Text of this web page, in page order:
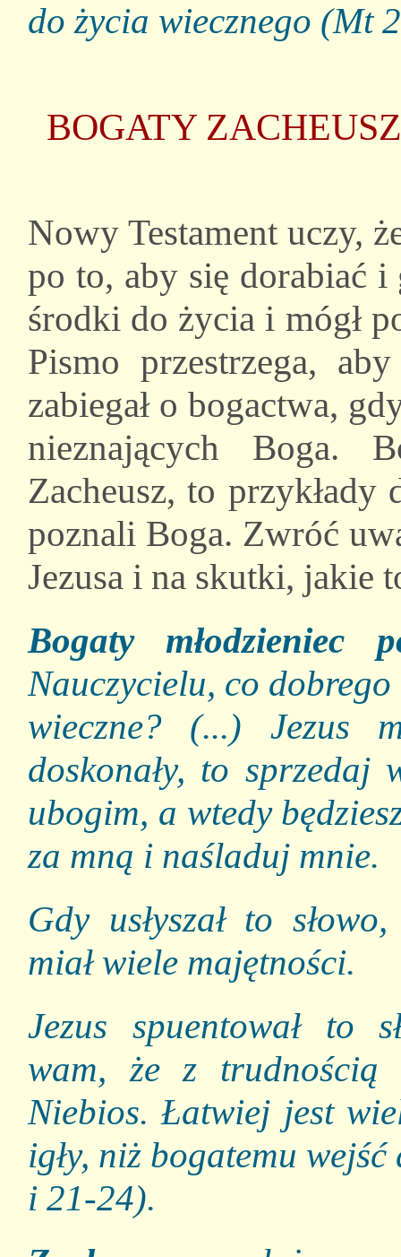
do życia wiecznego (Mt
BOGATY
Nowy Testament uczy,
po to, aby się dorabiać
środki do życia i mógł
Pismo przestrzega,
zabiegał o bogactwa,
nieznających Boga.
Zacheusz, to
poznali Boga. Zwróć
Jezusa i na skutki, jakie
Bogaty młodzieniec
Nauczycielu, co
wieczne? (...) Jezus
doskonały, to sprzedaj
ubogim, a wtedy
za mną i naśladuj mnie.
Gdy usłyszał to
miał wiele majętności.
Jezus spuentował to
wam, że z trudnością
Niebios. Łatwiej jest
igły, niż bogatemu
i 21-24).